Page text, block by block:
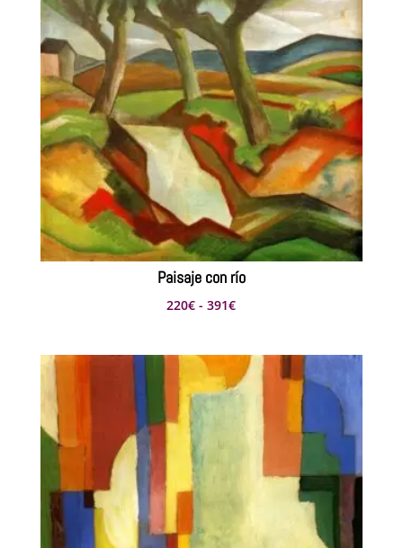
hasta
358€
Paisaje con río
220€ - 391€Rango
precios:
desde
220€
hasta
391€